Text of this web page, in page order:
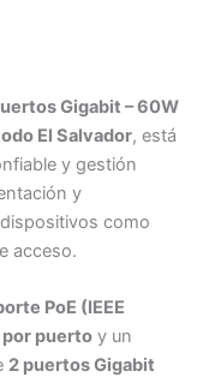
Gigabit – 60W
El Salvador, está
y gestión
y
como
acceso.
PoE (IEEE
puerto y un
2 puertos Gigabit